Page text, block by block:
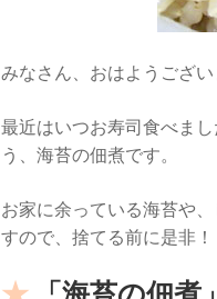
みなさん、おはようござい
最近はいつお寿司食べま
う、海苔の佃煮です。
お家に余っている海苔や
すので、捨てる前に是非！